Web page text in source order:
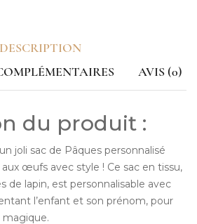
DESCRIPTION
AVIS (0)
du produit :
joli sac de Pâques personnalisé
œufs avec style ! Ce sac en tissu,
de lapin, est personnalisable avec
l’enfant et son prénom, pour